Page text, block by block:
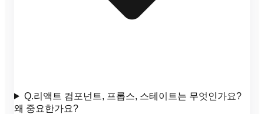
Q.리액트 컴포넌트, 프롭스, 스테이트는 무엇인가요?
왜 중요한가요?